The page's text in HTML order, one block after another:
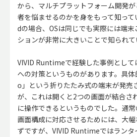
から、マルチプラットフォーム開発
者を悩ませるのかを身をもって知っ
dの場合、OSは同じでも実際には端
ションが非常に大きいことで知られて
VIVID Runtimeで経験した事例として
への対策というものがあります。具
o」という折りたたみ式の端末が発売
が、これは開くと2つの画面が結合さ
に操作できるというものでした。通
画面構成に対応させるためには、大
ずですが、VIVID Runtimeではランタ